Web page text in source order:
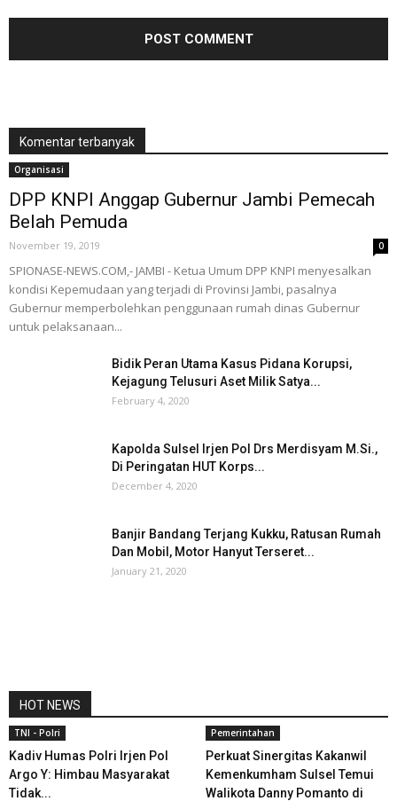
Komentar terbanyak
Organisasi
DPP KNPI Anggap Gubernur Jambi Pemecah
Belah Pemuda
November 19, 2019 0
SPIONASE-NEWS.COM,- JAMBI - Ketua Umum DPP KNPI menyesalkan
kondisi Kepemudaan yang terjadi di Provinsi Jambi, pasalnya
Gubernur memperbolehkan penggunaan rumah dinas Gubernur
untuk pelaksanaan...
Bidik Peran Utama Kasus Pidana Korupsi,
Kejagung Telusuri Aset Milik Satya...
February 4, 2020
Kapolda Sulsel Irjen Pol Drs Merdisyam M.Si.,
Di Peringatan HUT Korps...
December 4, 2020
Banjir Bandang Terjang Kukku, Ratusan Rumah
Dan Mobil, Motor Hanyut Terseret...
January 21, 2020
HOT NEWS
TNI - Polri
Kadiv Humas Polri Irjen Pol
Argo Y: Himbau Masyarakat
Tidak...
Pemerintahan
Perkuat Sinergitas Kakanwil
Kemenkumham Sulsel Temui
Walikota Danny Pomanto di